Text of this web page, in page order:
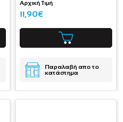
Αρχική Τιμή
11,90€
Παραλαβή απο το
κατάστημα